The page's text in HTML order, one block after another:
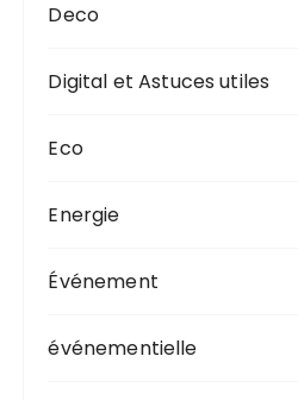
Deco
Digital et Astuces utiles
Eco
Energie
Événement
événementielle